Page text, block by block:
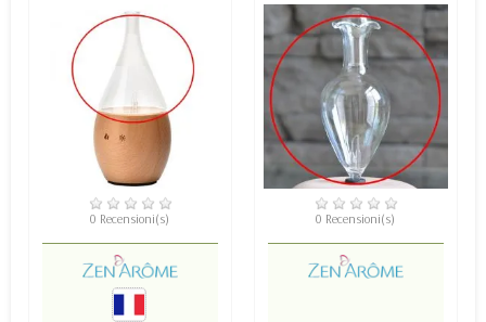
DISPONIBILE
0 Recensioni(s)
DISPONIBILE
0 Recensioni(s)